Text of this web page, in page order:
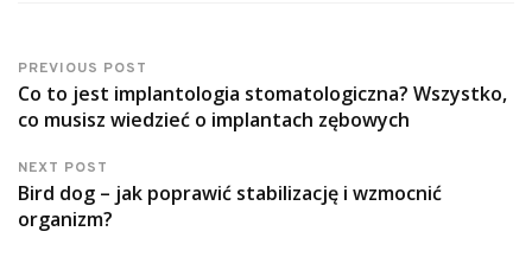
PREVIOUS POST
Co to jest implantologia stomatologiczna? Wszystko,
co musisz wiedzieć o implantach zębowych
NEXT POST
Bird dog – jak poprawić stabilizację i wzmocnić
organizm?